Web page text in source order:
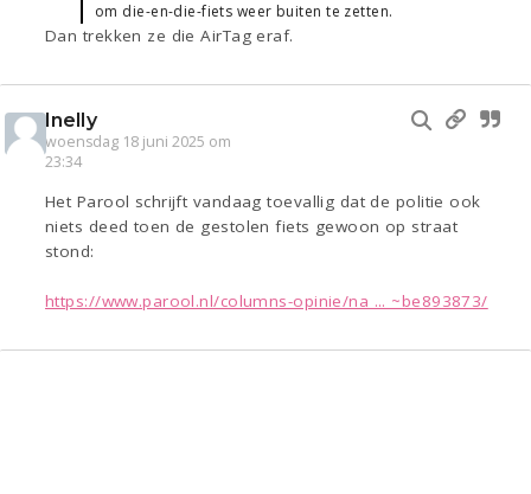
om die-en-die-fiets weer buiten te zetten.
Dan trekken ze die AirTag eraf.
Inelly
woensdag 18 juni 2025 om
23:34
Het Parool schrijft vandaag toevallig dat de politie ook
niets deed toen de gestolen fiets gewoon op straat
stond:
https://www.parool.nl/columns-opinie/na ... ~be893873/